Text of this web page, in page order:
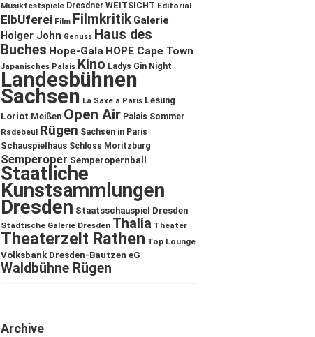
Musikfestspiele Dresdner WEITSICHT Editorial
ElbUferei Film Filmkritik Galerie
Holger John Genuss Haus des
Buches Hope-Gala HOPE Cape Town
Japanisches Palais Kino Ladys Gin Night
Landesbühnen
Sachsen La Saxe à Paris Lesung
Loriot Meißen Open Air Palais Sommer
Radebeul Rügen Sachsen in Paris
Schauspielhaus Schloss Moritzburg
Semperoper Semperopernball
Staatliche
Kunstsammlungen
Dresden Staatsschauspiel Dresden
Städtische Galerie Dresden Thalia Theater
Theaterzelt Rathen Top Lounge
Volksbank Dresden-Bautzen eG
Waldbühne Rügen
Archive